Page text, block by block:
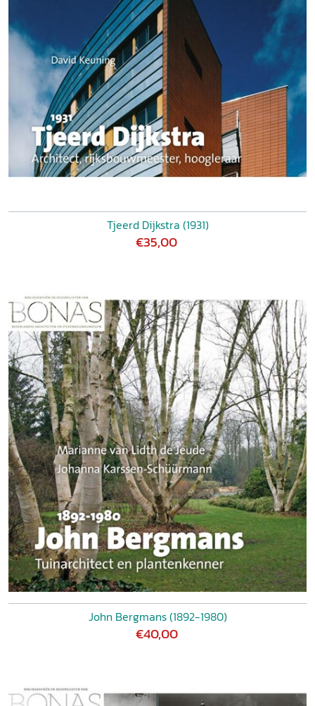
Tjeerd Dijkstra (1931)
€35,00
John Bergmans (1892-1980)
€40,00